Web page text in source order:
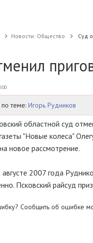
Новости: Общество Суд
теме: Игорь Рудников
областной суд
"Новые колеса"
новое рассмотрение.
2007 года
Псковский райсуд
Cообщить об ошибке